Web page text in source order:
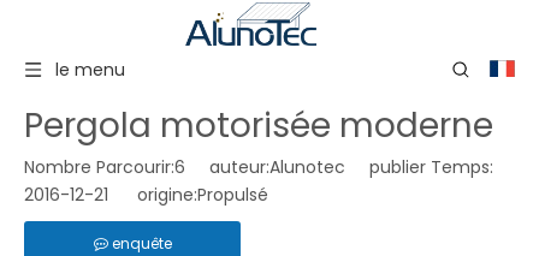
le menu
Pergola motorisée moderne
Nombre Parcourir:6 auteur:Alunotec publier Temps:
2016-12-21 origine:Propulsé
enquête